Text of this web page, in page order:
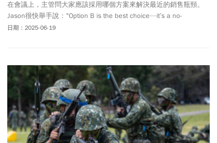
在會議上，主管問大家應該採用哪個方案來解決最近的銷售瓶頸。
Jason很快舉手說："Option B is the best choice—it’s a no-
brainer!"大家聽完紛紛點頭認同，但一旁的新同事悄悄問道：什麼是
日期：2025-06-19